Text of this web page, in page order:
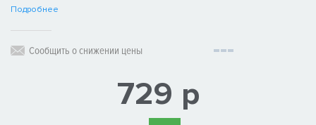
Подробнее
Сообщить о снижении цены
729 р